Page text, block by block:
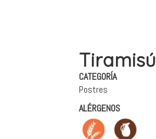
Tiramisú
CATEGORÍA
Postres
ALÉRGENOS